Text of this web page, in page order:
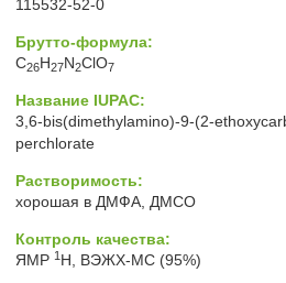
115532-52-0
Брутто-формула:
C26H27N2ClO7
Название IUPAC:
3,6-bis(dimethylamino)-9-(2-
perchlorate
Растворимость:
хорошая в ДМФА, ДМСО
Контроль качества:
ЯМР 1 H, ВЭЖХ-МС (95%)